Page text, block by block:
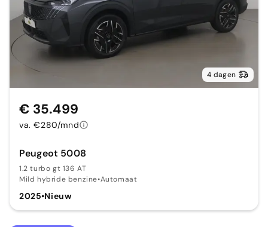
4 dagen
Peugeot 5008
1.2 turbo gt 136 AT
Mild hybride benzine•Automaat
2025•Nieuw
€ 35.499
va. €280/mnd